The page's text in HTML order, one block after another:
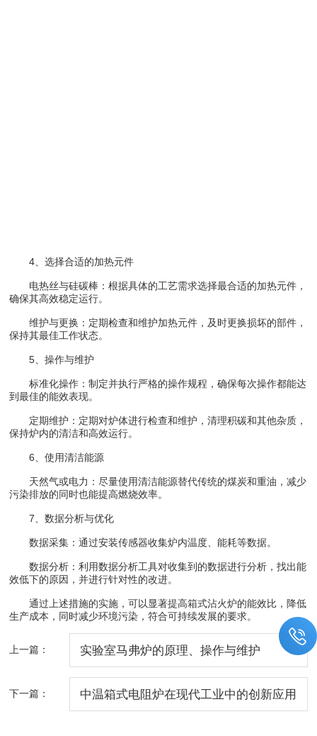
4、选择合适的加热元件
电热丝与硅碳棒：根据具体的工艺需求选择最合适的加热元件，
确保其高效稳定运行。
维护与更换：定期检查和维护加热元件，及时更换损坏的部件，
保持其最佳工作状态。
5、操作与维护
标准化操作：制定并执行严格的操作规程，确保每次操作都能达
到最佳的能效表现。
定期维护：定期对炉体进行检查和维护，清理积碳和其他杂质，
保持炉内的清洁和高效运行。
6、使用清洁能源
天然气或电力：尽量使用清洁能源替代传统的煤炭和重油，减少
污染排放的同时也能提高燃烧效率。
7、数据分析与优化
数据采集：通过安装传感器收集炉内温度、能耗等数据。
数据分析：利用数据分析工具对收集到的数据进行分析，找出能
效低下的原因，并进行针对性的改进。
通过上述措施的实施，可以显著提高箱式沾火炉的能效比，降低
生产成本，同时减少环境污染，符合可持续发展的要求。
上一篇： 实验室马弗炉的原理、操作与维护
下一篇： 中温箱式电阻炉在现代工业中的创新应用